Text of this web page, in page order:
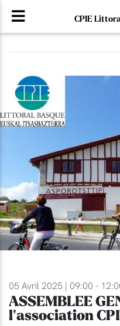
CPIE
05 Avril 2025 | 09:00 -
ASSEMBLEE
l'association